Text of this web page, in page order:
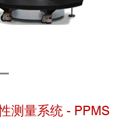
测量系统 - PPMS